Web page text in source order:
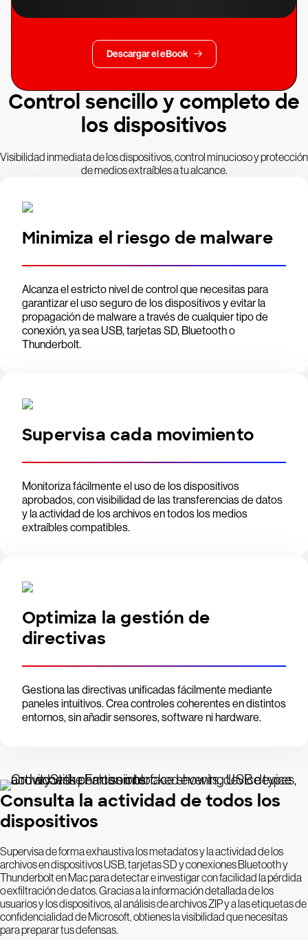
Descargar el eBook
Control sencillo y completo de
los dispositivos
Visibilidad inmediata de los dispositivos, control minucioso y protección
de medios extraíbles a tu alcance.
Minimiza el riesgo de malware
Alcanza el estricto nivel de control que necesitas para
garantizar el uso seguro de los dispositivos y evitar la
propagación de malware a través de cualquier tipo de
conexión, ya sea USB, tarjetas SD, Bluetooth o
Thunderbolt.
Supervisa cada movimiento
Monitoriza fácilmente el uso de los dispositivos
aprobados, con visibilidad de las transferencias de datos
y la actividad de los archivos en todos los medios
extraíbles compatibles.
Optimiza la gestión de
directivas
Gestiona las directivas unificadas fácilmente mediante
paneles intuitivos. Crea controles coherentes en distintos
entornos, sin añadir sensores, software ni hardware.
Consulta la actividad de todos los
dispositivos
Supervisa de forma exhaustiva los metadatos y la actividad de los
archivos en dispositivos USB, tarjetas SD y conexiones Bluetooth y
Thunderbolt en Mac para detectar e investigar con facilidad la pérdida
o exfiltración de datos. Gracias a la información detallada de los
usuarios y los dispositivos, al análisis de archivos ZIP y a las etiquetas de
confidencialidad de Microsoft, obtienes la visibilidad que necesitas
para preparar tus defensas.